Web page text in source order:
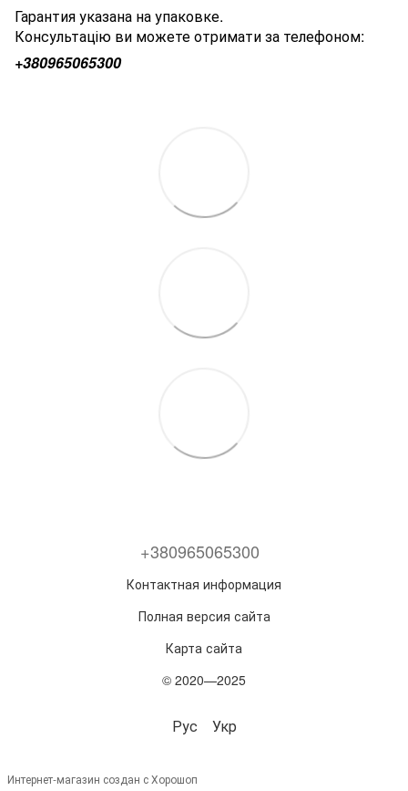
Гарантия указана на упаковке.
Консультацію ви можете отримати за телефоном:
+380965065300
+380965065300
Контактная информация
Полная версия сайта
Карта сайта
© 2020—2025
Рус Укр
Интернет-магазин создан с Хорошоп